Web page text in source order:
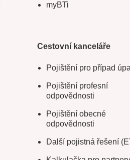
myBTi
Cestovní kanceláře
Pojištění pro případ
Pojištění profesní
odpovědnosti
Pojištění obecné
odpovědnosti
Další pojistná řešení